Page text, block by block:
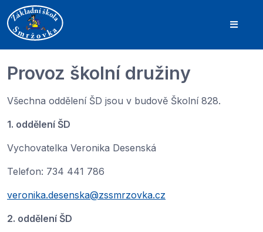
Provoz školní družiny
Všechna oddělení ŠD jsou v budově Školní 828.
1. oddělení ŠD
Vychovatelka Veronika Desenská
Telefon: 734 441 786
veronika.desenska@zssmrzovka.cz
2. oddělení ŠD